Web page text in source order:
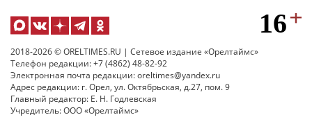
2018-2026 © ORELTIMES.RU | Сетевое издание «Орелтаймс»
Телефон редакции: +7 (4862) 48-82-92
Электронная почта редакции: oreltimes@yandex.ru
Адрес редакции: г. Орел, ул. Октябрьская, д.27, пом. 9
Главный редактор: Е. Н. Годлевская
Учредитель: ООО «Орелтаймс»